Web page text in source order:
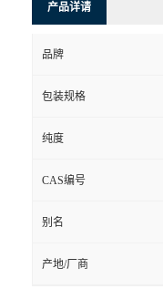
产品详请
品牌
包装规格
纯度
CAS编号
别名
产地/厂商